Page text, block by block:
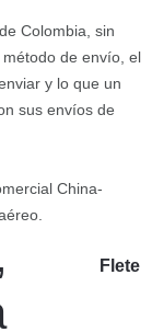
Colombia, sin
de envío, el
y lo que un
sus envíos de
China-
Flete